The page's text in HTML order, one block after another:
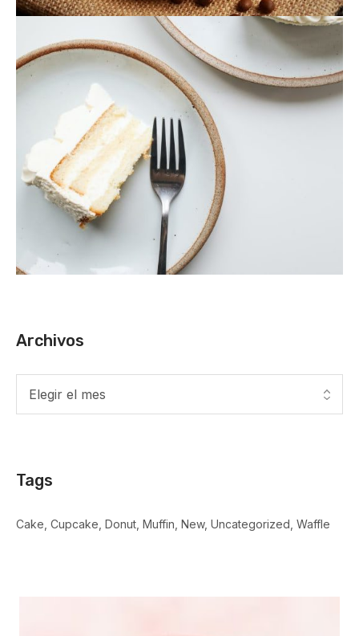
Archivos
Tags
Cake Cupcake Donut Muffin New Uncategorized Waffle